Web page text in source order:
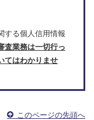
する個人信用情報
査業務は一切行っ
てはわかりませ
このページの先頭へ